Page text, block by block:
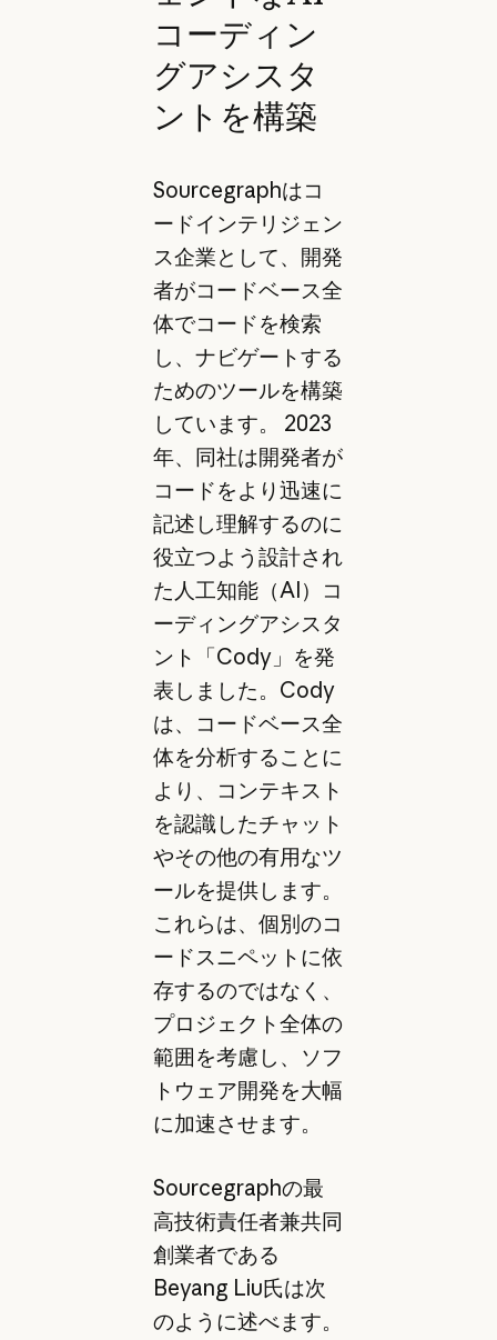
コーディン
グアシスタ
ントを構築
Sourcegraphはコ
ードインテリジェン
ス企業として、開発
者がコードベース全
体でコードを検索
し、ナビゲートする
ためのツールを構築
しています。 2023
年、同社は開発者が
コードをより迅速に
記述し理解するのに
役立つよう設計され
た人工知能（AI）コ
ーディングアシスタ
ント「Cody」を発
表しました。Cody
は、コードベース全
体を分析することに
より、コンテキスト
を認識したチャット
やその他の有用なツ
ールを提供します。
これらは、個別のコ
ードスニペットに依
存するのではなく、
プロジェクト全体の
範囲を考慮し、ソフ
トウェア開発を大幅
に加速させます。
Sourcegraphの最
高技術責任者兼共同
創業者である
Beyang Liu氏は次
のように述べます。